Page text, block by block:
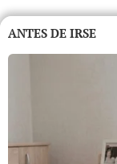
ANTES DE IRSE